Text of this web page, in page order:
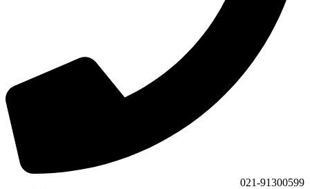
021-91300599